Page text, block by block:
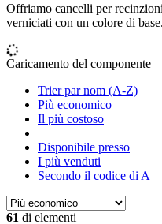
Offriamo cancelli per
verniciati con un colore di base.
Caricamento del componente
Trier par nom (A-Z)
Più economico
Il più costoso
Disponibile presso
I più venduti
Secondo il codice di A
61 di elementi